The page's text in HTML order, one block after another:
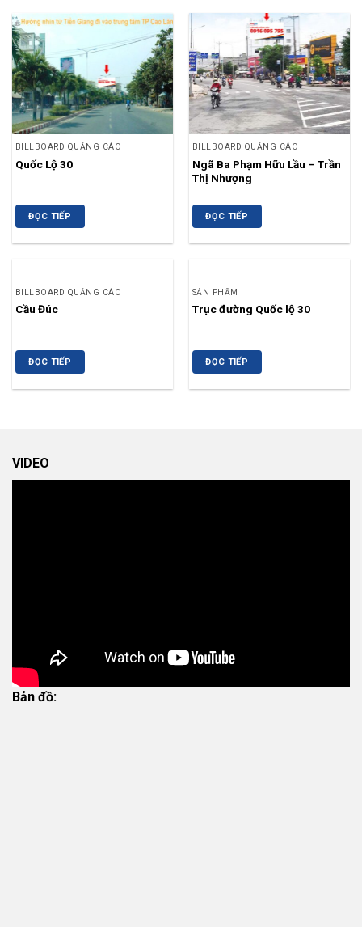
BILLBOARD QUẢNG CÁO
Quốc Lộ 30
ĐỌC TIẾP
BILLBOARD QUẢNG CÁO
Ngã Ba Phạm Hữu Lầu – Trần
Thị Nhượng
ĐỌC TIẾP
BILLBOARD QUẢNG CÁO
Cầu Đúc
ĐỌC TIẾP
SẢN PHẨM
Trục đường Quốc lộ 30
ĐỌC TIẾP
VIDEO
Bản đồ: